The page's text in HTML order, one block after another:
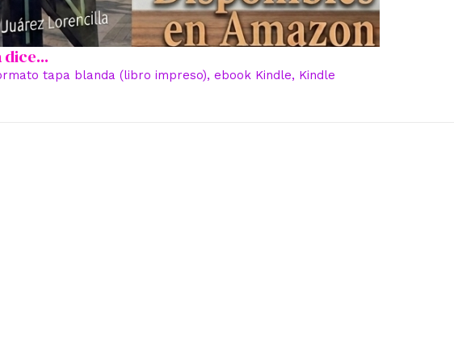
dice...
tapa blanda (libro impreso), ebook Kindle, Kindle